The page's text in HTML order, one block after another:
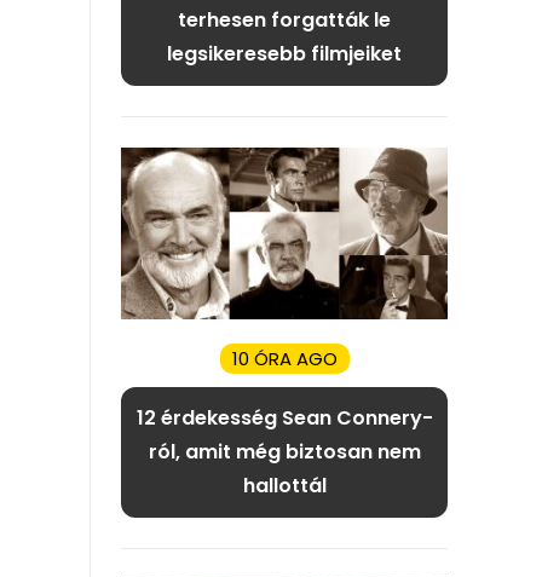
terhesen forgatták le
legsikeresebb filmjeiket
10 ÓRA AGO
12 érdekesség Sean Connery-
ról, amit még biztosan nem
hallottál